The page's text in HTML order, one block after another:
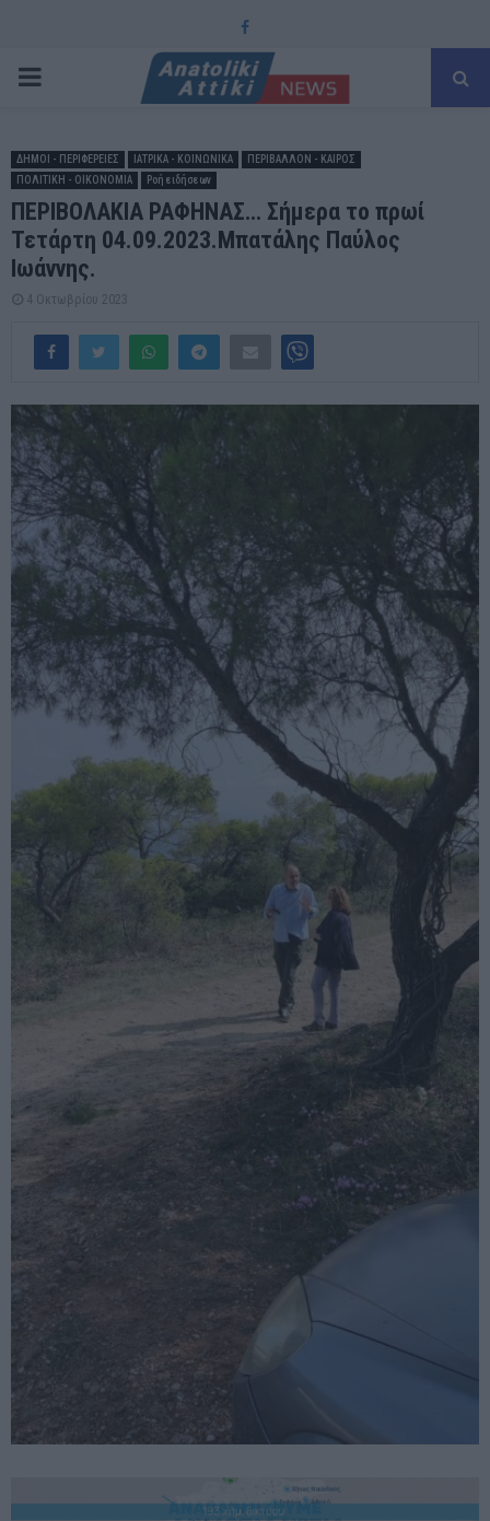
Facebook
PRIMARY
ΔΗΜΟΙ - ΠΕΡΙΦΕΡΕΙΕΣ ΙΑΤΡΙΚΑ - ΚΟΙΝΩΝΙΚΑ
ΠΕΡΙΒΑΛΛΟΝ - ΚΑΙΡΟΣ
ΠΟΛΙΤΙΚΗ - ΟΙΚΟΝΟΜΙΑ
Ροή ειδήσεων
ΠΕΡΙΒΟΛΑΚΙΑ ΡΑΦΗΝΑΣ… Σήμερα το πρωί
Τετάρτη 04.09.2023.Μπατάλης Παύλος
Ιωάννης.
4 Οκτωβρίου 2023